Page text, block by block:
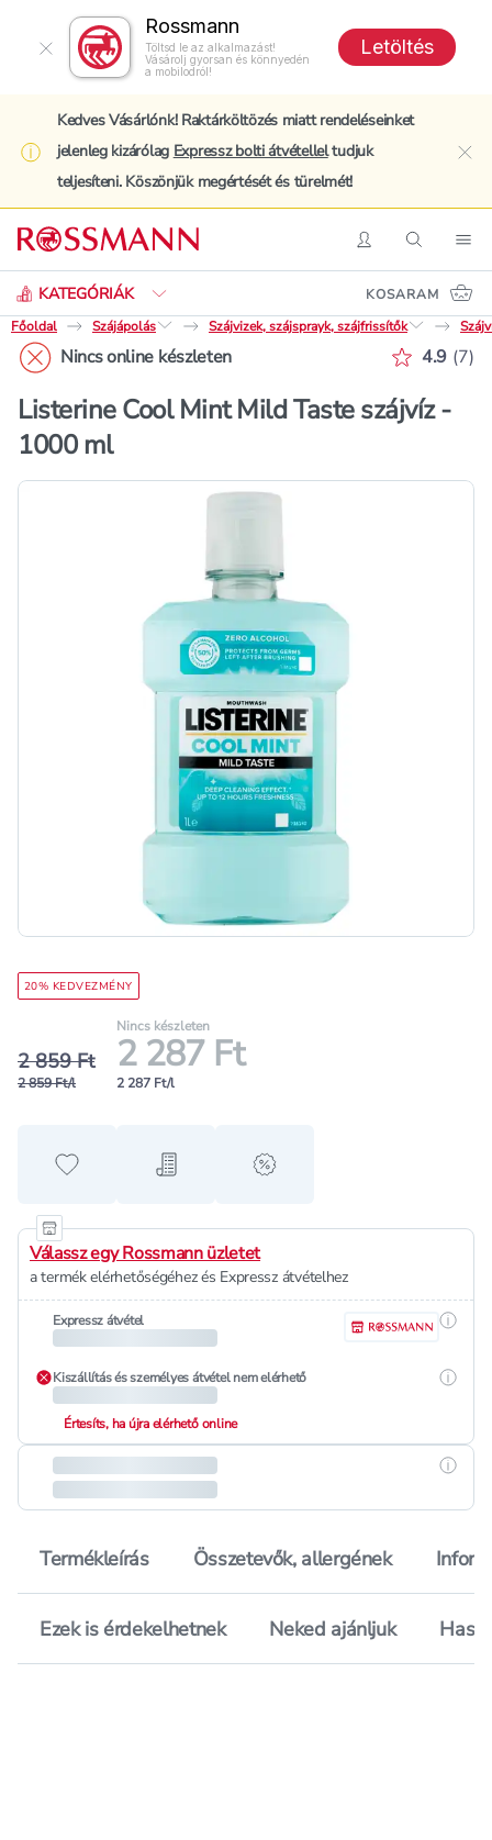
Rossmann
Töltsd le az alkalmazást!
Vásárolj gyorsan és könnyedén
a mobilodról!
Letöltés
Kedves Vásárlónk! Raktárköltözés miatt rendeléseinket
jelenleg kizárólag Expressz bolti átvételleltudjuk
teljesíteni. Köszönjük megértését és türelmét!
BelépésKeresés
KATEGÓRIÁK
Keresés
KOSARAM
Főoldal
Szájápolás Szájvizek, szájsprayk, szájfrissítők
Nincs online készleten 4.9 (7)
Listerine Cool Mint Mild Taste szájvíz -
1000 ml
20% KEDVEZMÉNY
2 859 Ft
2 859 Ft/l
Nincs készleten
2 287 Ft
2 287 Ft/l
Hozzáadás a kedvencekhez
Hozzáadás a bevásárló listához
alert when on sale
Válassz egy Rossmann üzletet
a termék elérhetőségéhez és Expressz átvételhez
Expressz átvétel
Kiszállítás és személyes átvétel nem elérhető
Értesíts, ha újra elérhető online
Termékleírás Összetevők, allergének
Ezek is érdekelhetnek Neked ajánljuk